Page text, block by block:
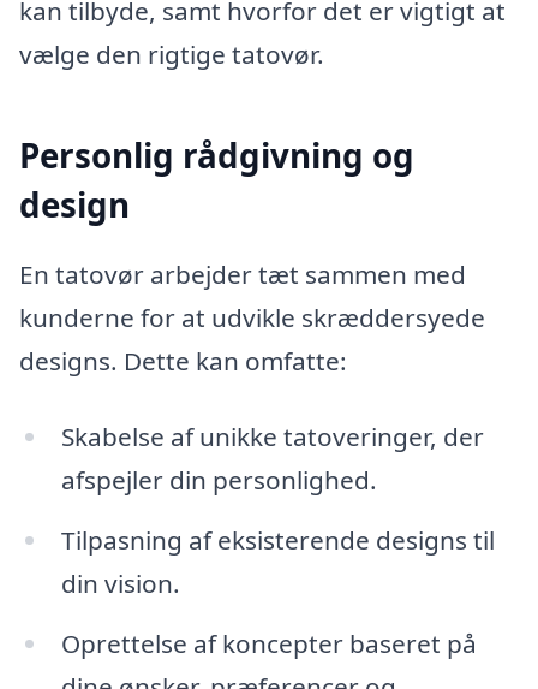
kan tilbyde, samt hvorfor det er vigtigt at
vælge den rigtige tatovør.
Personlig rådgivning og
design
En tatovør arbejder tæt sammen med
kunderne for at udvikle skræddersyede
designs. Dette kan omfatte:
Skabelse af unikke tatoveringer, der
afspejler din personlighed.
Tilpasning af eksisterende designs til
din vision.
Oprettelse af koncepter baseret på